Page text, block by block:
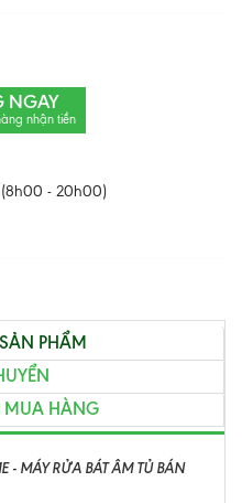
NGAY
nhận tiền
- 20h00)
PHẨM
HÀNG
- MÁY RỬA BÁT ÂM TỦ BÁN